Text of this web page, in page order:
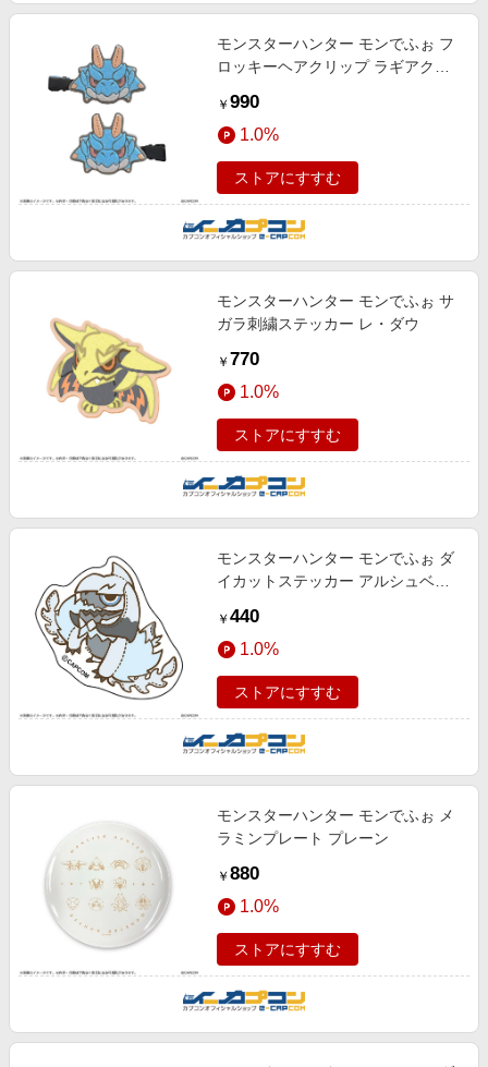
モンスターハンター モンでふぉ フ
ロッキーヘアクリップ ラギアクル
￥ 990
1.0%
ストアにすすむ
モンスターハンター モンでふぉ サ
ガラ刺繍ステッカー レ・ダウ
￥ 770
1.0%
ストアにすすむ
モンスターハンター モンでふぉ ダ
イカットステッカー アルシュベル
￥ 440
1.0%
ストアにすすむ
モンスターハンター モンでふぉ メ
ラミンプレート プレーン
￥ 880
1.0%
ストアにすすむ